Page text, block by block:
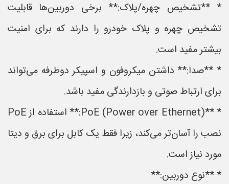
* **تشخیص چهره/پلاک:** برخی دوربین‌ها قابلیت
تشخیص چهره و پلاک خودرو را دارند که برای امنیت
بیشتر مفید است.
* **صدا:** داشتن میکروفون و اسپیکر دوطرفه می‌تواند
برای ارتباط صوتی و بازدارندگی مفید باشد.
* **PoE (Power over Ethernet):** استفاده از PoE
نصب را آسان‌تر می‌کند، زیرا فقط یک کابل برای برق و دیتا
مورد نیاز است.
* **نوع دوربین:**